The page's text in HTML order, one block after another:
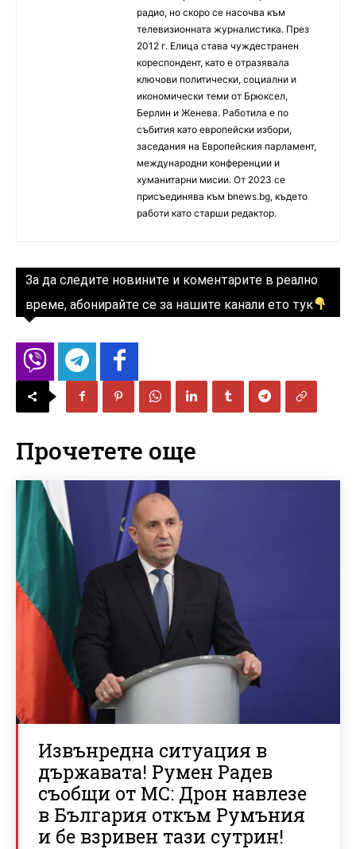
радио, но скоро се насочва към
телевизионната журналистика. През
2012 г. Елица става чуждестранен
кореспондент, като е отразявала
ключови политически, социални и
икономически теми от Брюксел,
Берлин и Женева. Работила е по
събития като европейски избори,
заседания на Европейския парламент,
международни конференции и
хуманитарни мисии. От 2023 се
присъединява към bnews.bg, където
работи като старши редактор.
За да следите новините и коментарите в реално
време, абонирайте се за нашите канали ето тук
Прочетете още
Извънредна ситуация в
държавата! Румен Радев
съобщи от МС: Дрон навлезе
в България откъм Румъния
и бе взривен тази сутрин!